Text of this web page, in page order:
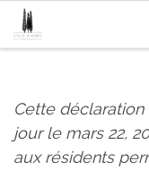
Passa al contenuto
Cette
jour le mars 22,
aux résidents